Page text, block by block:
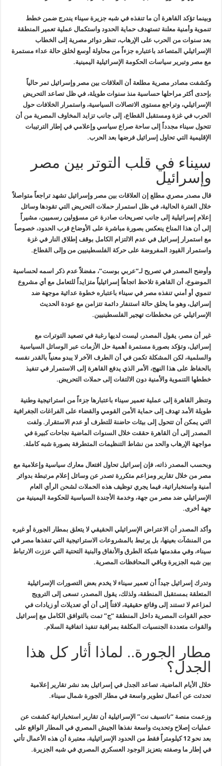
وبينما تؤكد القاهرة أن ما تنفذه في شبه جزيرة سيناء يندرج ضمن خطط
تنموية وأمنية معلنة تستهدف حماية الحدود واستكمال عملية تعمير المنطقة
بعد سنوات من الحرب على الإرهاب، تنظر دوائر مصرية إلى الخطاب
الإسرائيلي المتصاعد باعتباره جزءاً من محاولة أوسع لخلق حالة عداء مستمرة
مع مصر وتبرير سياسات الحكومة الإسرائيلية اليمينية.
وكشفت مصادر مصرية مطلعة أن العلاقات بين مصر وإسرائيل تمر حالياً
بإحدى أكثر مراحلها حساسية منذ سنوات طويلة، في ظل تصاعد التحريض
الإسرائيلي، وتراجع مستوى الاتصالات السياسية، واستمرار الخلافات حول
الحرب في غزة ومستقبل القطاع، إلى جانب تزايد المخاوف المصرية من أن
تتحول سيناء مجدداً
إلى ساحة صراع سياسي وإعلامي في إطار الترتيبات
الإقليمية التي تحاول إسرائيل فرضها بعد الحرب.
سيناء في قلب التوتر بين مصر
وإسرائيل
قال مصدر مصري مطلع إن العلاقات بين مصر وإسرائيل تشهد تراجعاً متواصلاً
خلال الفترة الحالية، في ظل استمرار حملات التحريض التي تقودها وسائل
إعلام إسرائيلية إلى جانب تصريحات صادرة عن مسؤولين رسميين، مشيراً
إلى أن هذا المناخ ينعكس بصورة مباشرة على الأوضاع قرب الحدود، خصوصاً
مع استمرار إسرائيل في عدم الالتزام الكامل بوقف إطلاق النار في غزة
واستمرار القيود المفروضة على حركة الفلسطينيين من وإلى القطاع.
وأوضح المصدر في تصريح لـ”عربي بوست”، مفضلاً عدم ذكر اسمه لحساسية
الموضوع، أن القاهرة تلاحظ اتجاهاً إسرائيلياً متزايداً للتعامل مع أي مشروع
تنموي أو أمني تنفذه مصر في سيناء باعتباره خطوة عدائية موجهة ضد
إسرائيل، وهو ما يخلق حالة استنفار دائمة تتزامن مع عودة الحديث
الإسرائيلي عن مخططات تهجير الفلسطينيين.
غير أن مصر، يقول المصدر، ليست لديها رغبة في تصعيد التوترات مع
إسرائيل، وتؤكد بصورة مستمرة أهمية حل الأزمات عبر الوسائل السياسية
والسلمية، لكن المشكلة تكمن في أن الطرف الآخر لا يبدو معنياً بالقدر نفسه
بالحفاظ على هذا النهج، الأمر الذي يدفع القاهرة إلى الاستمرار في تنفيذ
خططها التنموية والأمنية دون الالتفات إلى حملات التحريض.
وتنظر القاهرة إلى عملية تعمير سيناء باعتبارها جزءاً من استراتيجية وطنية
طويلة الأمد تهدف إلى حماية الأمن القومي والقضاء على الفراغات الجغرافية
التي يمكن أن تتحول إلى بيئات حاضنة للتطرف أو عدم الاستقرار .ولفت
المصدر إلى أن القاهرة حققت خلال السنوات الماضية نجاحات كبيرة في
مواجهة الإرهاب والحد من نشاط التنظيمات المتطرفة بصورة شبه كاملة.
وبحسب المصدر ذاته، فإن إسرائيل تحاول افتعال معارك سياسية وإعلامية مع
مصر من خلال تقارير ومزاعم متكررة تصدر عن وسائل إعلام مرتبطة بدوائر
أمنية واستخباراتية، فيما يجري توظيف هذه الحملات لشحن الرأي العام
الإسرائيلي ضد مصر من جهة، وخدمة الأجندة السياسية للحكومة اليمينية من
جهة أخرى.
وأكد المصدر أن الاعتراض الإسرائيلي الحقيقي لا يتعلق بمطار الجورة أو غيره
من المنشآت بعينها، بل يرتبط بالمشروعات الاستراتيجية التي تنفذها مصر في
سيناء، وفي مقدمتها شبكة الطرق والأنفاق والبنية التحتية التي عززت الارتباط
بين شبه الجزيرة وباقي المحافظات المصرية.
وتدرك إسرائيل جيداً أن تعمير سيناء لا يخدم بعض التصورات الإسرائيلية
المتعلقة بمستقبل المنطقة، ولذلك، يقول المصدر، تسعى إلى الترويج
لمزاعم لا تستند إلى وقائع حقيقية، لافتاً إلى أن أي تعديلات أو زيادات في
حجم القوات المصرية داخل المنطقة “ج” تمت بالتوافق الكامل مع إسرائيل
والقوات متعددة الجنسيات المكلفة بمراقبة تنفيذ اتفاقية السلام.
مطار الجورة.. لماذا أثار كل هذا
الجدل؟
خلال الأيام الماضية، تصاعد الجدل في إسرائيل بعد نشر تقارير إعلامية
تحدثت عن أعمال تطوير واسعة في مطار الجورة شمال سيناء.
وزعمت منصة “ناتسيف نت” الإسرائيلية أن تقارير استخباراتية كشفت عن
عمليات إصلاح وتحديث واسعة نفذها الجيش المصري في المطار الواقع على
بعد نحو 12 كيلومتراً فقط من الحدود الإسرائيلية، معتبرة أن هذه الأعمال تأتي
في إطار ما وصفته بتعزيز الوجود العسكري المصري في شبه الجزيرة.